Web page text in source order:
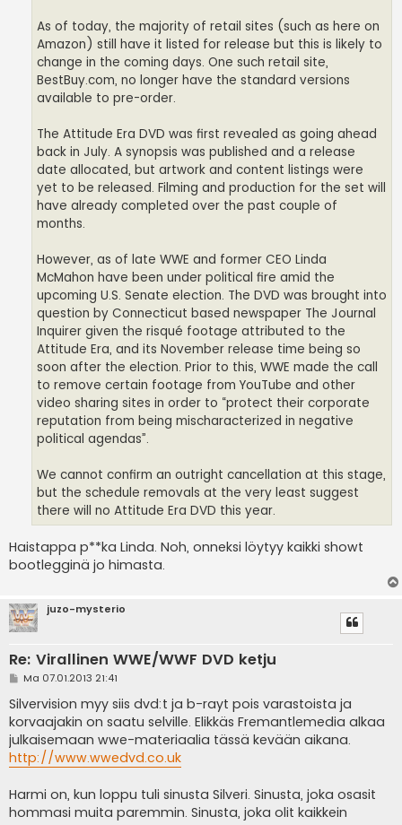
As of today, the majority of retail sites (such as here on
Amazon) still have it listed for release but this is likely to
change in the coming days. One such retail site,
BestBuy.com, no longer have the standard versions
available to pre-order.
The Attitude Era DVD was first revealed as going ahead
back in July. A synopsis was published and a release
date allocated, but artwork and content listings were
yet to be released. Filming and production for the set will
have already completed over the past couple of
months.
However, as of late WWE and former CEO Linda
McMahon have been under political fire amid the
upcoming U.S. Senate election. The DVD was brought into
question by Connecticut based newspaper The Journal
Inquirer given the risqué footage attributed to the
Attitude Era, and its November release time being so
soon after the election. Prior to this, WWE made the call
to remove certain footage from YouTube and other
video sharing sites in order to “protect their corporate
reputation from being mischaracterized in negative
political agendas”.
We cannot confirm an outright cancellation at this stage,
but the schedule removals at the very least suggest
there will no Attitude Era DVD this year.
Haistappa p**ka Linda. Noh, onneksi löytyy kaikki showt
bootlegginä jo himasta.
juzo-mysterio
Re: Virallinen WWE/WWF DVD ketju
V
e
s
t
i
Ma 07.01.2013 21:41
Silvervision myy siis dvd:t ja b-rayt pois varastoista ja
korvaajakin on saatu selville. Elikkäs Fremantlemedia alkaa
julkaisemaan wwe-materiaalia tässä kevään aikana.
http://www.wwedvd.co.uk
Harmi on, kun loppu tuli sinusta Silveri. Sinusta, joka osasit
hommasi muita paremmin. Sinusta, joka olit kaikkein